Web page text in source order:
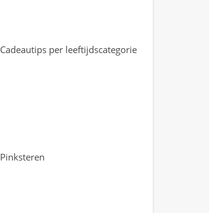
Cadeautips per leeftijdscategorie
Pinksteren